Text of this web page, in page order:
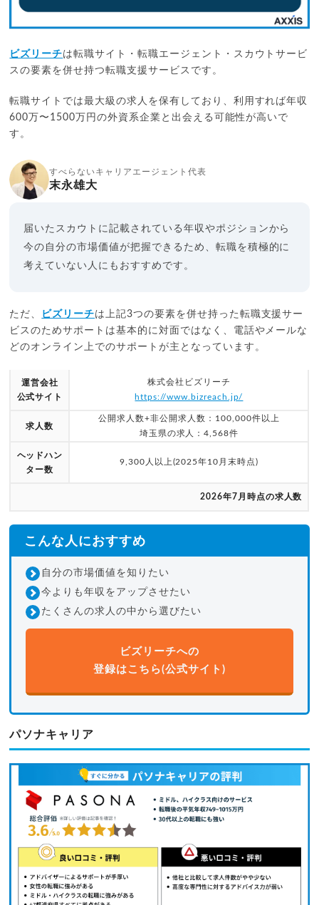
ビズリーチは転職サイト・転職エージェント・スカウトサービ
スの要素を併せ持つ転職支援サービスです。
転職サイトでは最大級の求人を保有しており、利用すれば年収
600万〜1500万円の外資系企業と出会える可能性が高いで
す。
すべらないキャリアエージェント代表
末永雄大
届いたスカウトに記載されている年収やポジションから
今の自分の市場価値が把握できるため、転職を積極的に
考えていない人にもおすすめです。
ただ、 ビズリーチは上記3つの要素を併せ持った転職支援サー
ビスのためサポートは基本的に対面ではなく、電話やメールな
どのオンライン上でのサポートが主となっています。
運営会社
公式サイト
株式会社ビズリーチ
https://www.bizreach.jp/
求人数
公開求人数+非公開求人数：100,000件以上
埼玉県の求人：4,568件
ヘッドハン
ター数
9,300人以上(2025年10月末時点)
2026年7月時点の求人数
こんな人におすすめ
自分の市場価値を知りたい
今よりも年収をアップさせたい
たくさんの求人の中から選びたい
ビズリーチへの
登録はこちら(公式サイト)
パソナキャリア